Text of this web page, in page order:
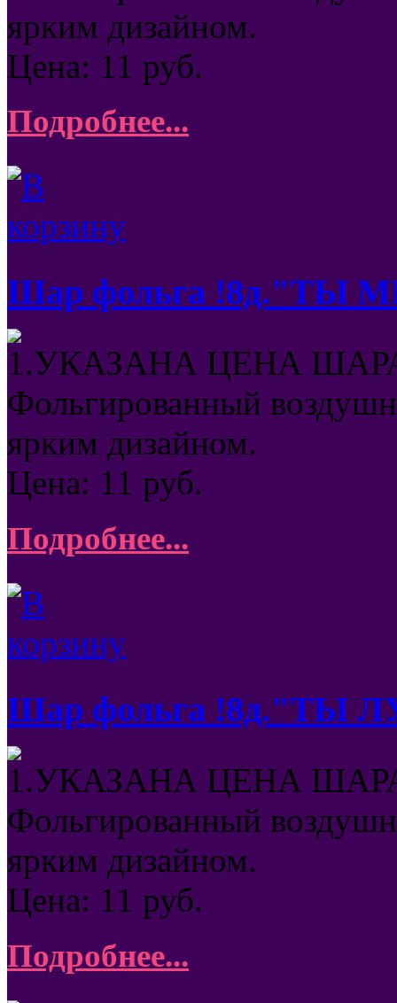
ярким дизайном.
Цена: 11 руб.
Подробнее...
Шар фольга !8д."ТЫ
1.УКАЗАНА ЦЕНА
Фольгированный
ярким дизайном.
Цена: 11 руб.
Подробнее...
Шар фольга !8д."ТЫ
1.УКАЗАНА ЦЕНА
Фольгированный
ярким дизайном.
Цена: 11 руб.
Подробнее...